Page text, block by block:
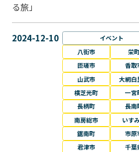
る旅」
2024-12-10 イベント
八街市
栄
匝瑳市
香取
山武市
大網白
横芝光町
一宮
長柄町
長南
南房総市
いす
鋸南町
市原
君津市
千葉